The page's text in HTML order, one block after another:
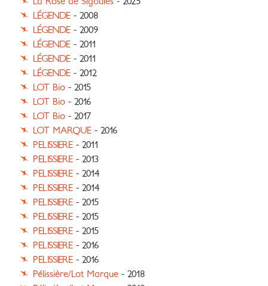
LÉGENDE - 2008
LÉGENDE - 2009
LÉGENDE - 2011
LÉGENDE - 2011
LÉGENDE - 2012
LOT Bio - 2015
LOT Bio - 2016
LOT Bio - 2017
LOT MARQUE - 2016
PELISSIERE - 2011
PELISSIERE - 2013
PELISSIERE - 2014
PELISSIERE - 2014
PELISSIERE - 2015
PELISSIERE - 2015
PELISSIERE - 2015
PELISSIERE - 2016
PELISSIERE - 2016
Pélissière/Lot Marque - 2018